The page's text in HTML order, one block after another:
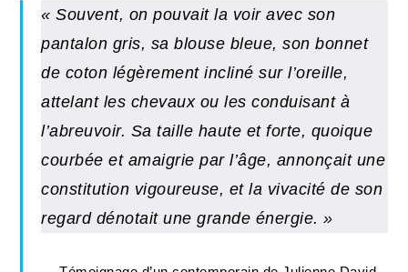
« Souvent, on pouvait la voir avec son
pantalon gris, sa blouse bleue, son bonnet
de coton légèrement incliné sur l’oreille,
attelant les chevaux ou les conduisant à
l’abreuvoir. Sa taille haute et forte, quoique
courbée et amaigrie par l’âge, annonçait une
constitution vigoureuse, et la vivacité de son
regard dénotait une grande énergie. »